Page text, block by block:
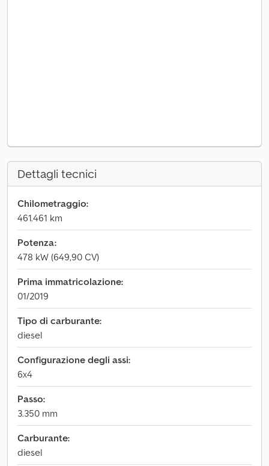
Dettagli tecnici
Chilometraggio:
461.461 km
Potenza:
478 kW (649,90 CV)
Prima immatricolazione:
01/2019
Tipo di carburante:
diesel
Configurazione degli assi:
6x4
Passo:
3.350 mm
Carburante:
diesel